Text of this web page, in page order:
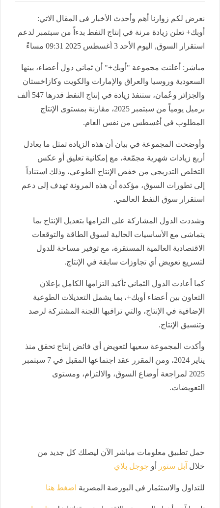
نعرض لكم زوارنا أهم وأحدث الأخبار فى المقال الاتي:
أوبك+ تعلن زيادة مرنة في إنتاج النفط بدءاً من سبتمبر لدعم
استقرار السوق, اليوم الأحد 3 أغسطس 2025 09:31 مساءً
مباشر: أعلنت مجموعة "أوبك+" أن ثماني دول أعضاء، بينها
السعودية وروسيا والعراق والإمارات والكويت وكازاخستان
والجزائر وعُمان، ستنفذ زيادة في إنتاج النفط قدرها 547 ألف
برميل يومياً من سبتمبر 2025، مقارنة بمستوى الإنتاج
المطلوب في أغسطس من نفس العام.
وأوضحت المجموعة في بيان أن هذه الزيادة تمثل ما يعادل
أربع زيادات شهرية مجمّعة، مع إمكانية تعليق أو عكس
التخلص التدريجي من خفض الإنتاج الطوعي، وذلك استناداً
إلى تطورات السوق، مؤكدة أن هذه المرونة تهدف إلى دعم
استقرار سوق النفط العالمي.
وشددت الدول المشاركة على التزامها بتعديل الإنتاج بما
يتماشى مع الأساسيات الحالية لسوق الطاقة والتوقعات
الاقتصادية العالمية المستقرة، مع توفير مساحة للدول
لتسريع تعويض أي تجاوزات سابقة في الإنتاج.
كما أعادت الدول الثماني تأكيد التزامها الكامل بإعلان
التعاون بين أعضاء أوبك+، بما يشمل التعديلات الطوعية
الإضافية في الإنتاج، والتي تراقبها اللجنة المشتركة لرصد
وتنسيق الإنتاج.
وأكدت المجموعة سعيها لتعويض أي فائض إنتاج تحقق منذ
يناير 2024، ومن المقرر عقد اجتماعها المقبل في 7 سبتمبر
2025 لمراجعة أوضاع السوق، والالتزام، ومستوى
التعويضات.
حمل تطبيق معلومات مباشر الآن ليصلك كل جديد من
خلال آبل ستور أو جوجل بلاي
للتداول والاستثمار في البورصة المصرية اضغط هنا